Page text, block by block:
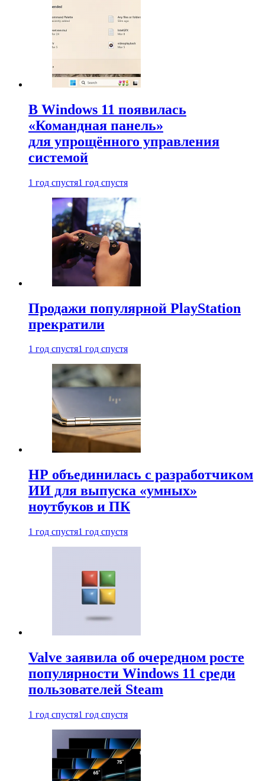
В Windows 11 появилась
«Командная панель»
для упрощённого управления
системой
1 год спустя1 год спустя
Продажи популярной PlayStation
прекратили
1 год спустя1 год спустя
HP объединилась с разработчиком
ИИ для выпуска «умных»
ноутбуков и ПК
1 год спустя1 год спустя
Valve заявила об очередном росте
популярности Windows 11 среди
пользователей Steam
1 год спустя1 год спустя